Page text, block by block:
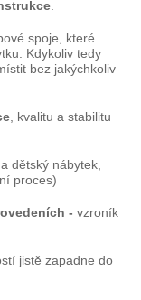
spoje, které
Kdykoliv tedy
bez jakýchkoliv
, kvalitu a stabilitu
dětský nábytek,
proces)
- vzroník
jistě zapadne do